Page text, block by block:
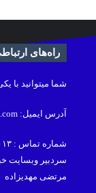
راه‌های
شما میتوانید با
آدرس ایمیل: info@khabaremohem.com
شماره تماس : ۰۹۳۸۷۱۴۷۰۱۳
سردبیر وبسایت
مرتضی مهدیزاده